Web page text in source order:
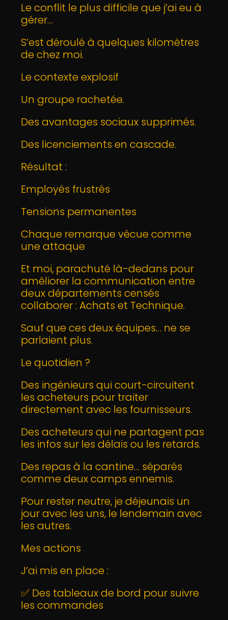
Le conflit le plus difficile que j’ai eu à
gérer…
S’est déroulé à quelques kilomètres
de chez moi.
Le contexte explosif
Un groupe rachetée.
Des avantages sociaux supprimés.
Des licenciements en cascade.
Résultat :
Employés frustrés
Tensions permanentes
Chaque remarque vécue comme
une attaque
Et moi, parachuté là-dedans pour
améliorer la communication entre
deux départements censés
collaborer : Achats et Technique.
Sauf que ces deux équipes… ne se
parlaient plus.
Le quotidien ?
Des ingénieurs qui court-circuitent
les acheteurs pour traiter
directement avec les fournisseurs.
Des acheteurs qui ne partagent pas
les infos sur les délais ou les retards.
Des repas à la cantine… séparés
comme deux camps ennemis.
Pour rester neutre, je déjeunais un
jour avec les uns, le lendemain avec
les autres.
Mes actions
J’ai mis en place :
✅ Des tableaux de bord pour suivre
les commandes